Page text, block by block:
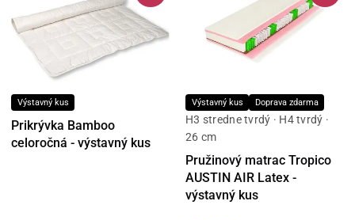
Výstavný kus
Prikrývka Bamboo
celoročná - výstavný kus
Výstavný kus Doprava zdarma
H3 stredne tvrdý · H4 tvrdý ·
26 cm
Pružinový matrac Tropico
AUSTIN AIR Latex -
výstavný kus